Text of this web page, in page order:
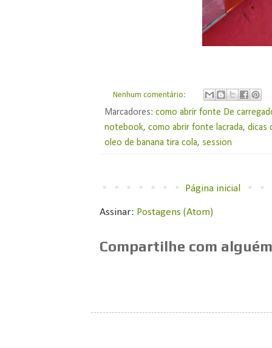
Nenhum comentário:
Marcadores:como abrir fonte De
notebook,como abrir fonte lacrada,dicas
oleo de banana tira cola, session
Página inicial
Assinar: Postagens (Atom)
Compartilhe com